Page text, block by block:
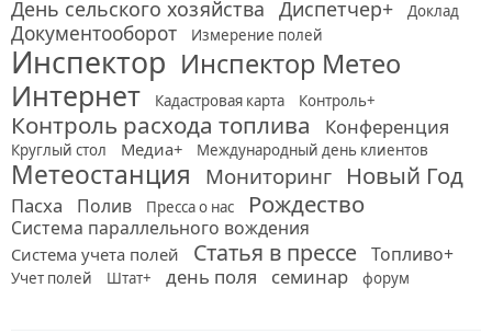
День сельского хозяйства Диспетчер+ Доклад
Документооборот Измерение полей
Инспектор Инспектор Метео
Интернет Кадастровая карта Контроль+
Контроль расхода топлива Конференция
Круглый стол Медиа+ Международный день клиентов
Метеостанция Мониторинг Новый Год
Пасха Полив Пресса о нас Рождество
Система параллельного вождения
Система учета полей Статья в прессе Топливо+
Учет полей Штат+ день поля семинар форум